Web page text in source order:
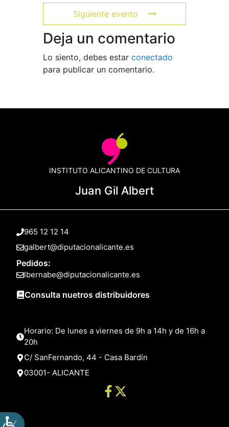
Siguiente evento
Deja un comentario
Lo siento, debes estar conectado
para publicar un comentario.
INSTITUTO ALICANTINO DE CULTURA
Juan Gil Albert
965 12 12 14
galbert@diputacionalicante.es
Pedidos:
lbernabe@diputacionalicante.es
Consulta nuetros distribuidores
Horario: De lunes a viernes de 9h a 14h y de 16h a
20h
C/ SanFernando, 44 - Casa Bardín
03001- ALICANTE